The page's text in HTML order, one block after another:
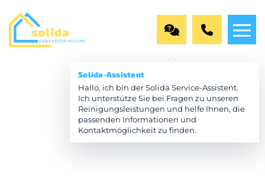
Solida-Assistent
Hallo, ich bin der Solida Service-Assistent.
Ich unterstütze Sie bei Fragen zu unseren
Reinigungsleistungen und helfe Ihnen, die
passenden Informationen und
Kontaktmöglichkeit zu finden.